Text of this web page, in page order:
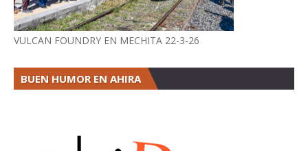
VULCAN FOUNDRY EN MECHITA 22-3-26
BUEN HUMOR EN AHIRA